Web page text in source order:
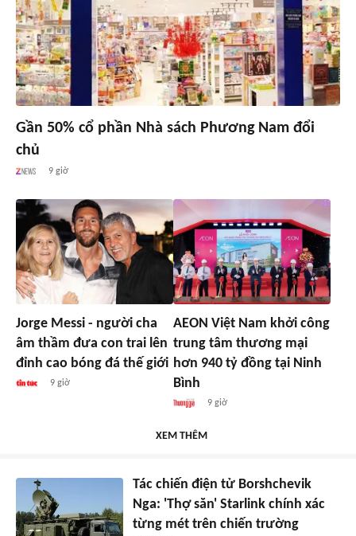
Gần 50% cổ phần Nhà sách Phương Nam đổi
chủ
9 giờ
Jorge Messi - người cha
âm thầm đưa con trai lên
đỉnh cao bóng đá thế giới
9 giờ
AEON Việt Nam khởi công
trung tâm thương mại
hơn 940 tỷ đồng tại Ninh
Bình
9 giờ
XEM THÊM
Tác chiến điện tử Borshchevik
Nga: 'Thợ săn' Starlink chính xác
từng mét trên chiến trường